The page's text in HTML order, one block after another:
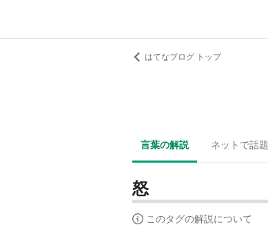
はてなブログ トップ
言葉の解説 ネットで話題
怒
このタグの解説について